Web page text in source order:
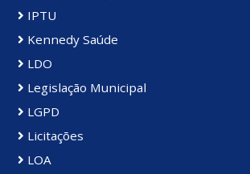
IPTU
Kennedy Saúde
LDO
Legislação Municipal
LGPD
Licitações
LOA